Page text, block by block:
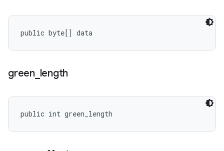
public byte[] data
green_ length
public int green_length